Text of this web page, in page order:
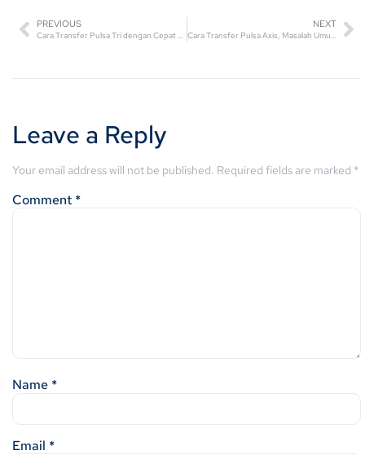
PREVIOUS
Cara Transfer Pulsa Tri dengan Cepat dan Mudah
NEXT
Cara Transfer Pulsa Axis, Masalah Umum dan Solusinya
Leave a Reply
Your email address will not be published. Required fields are marked *
Comment *
Name *
Email *